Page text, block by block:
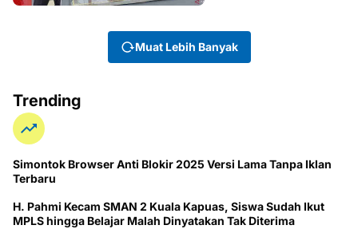
Muat Lebih Banyak
Trending
Simontok Browser Anti Blokir 2025 Versi Lama Tanpa Iklan
Terbaru
H. Pahmi Kecam SMAN 2 Kuala Kapuas, Siswa Sudah Ikut
MPLS hingga Belajar Malah Dinyatakan Tak Diterima